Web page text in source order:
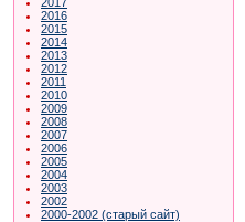
2016
2015
2014
2013
2012
2011
2010
2009
2008
2007
2006
2005
2004
2003
2002
2000-2002 (старый сайт)